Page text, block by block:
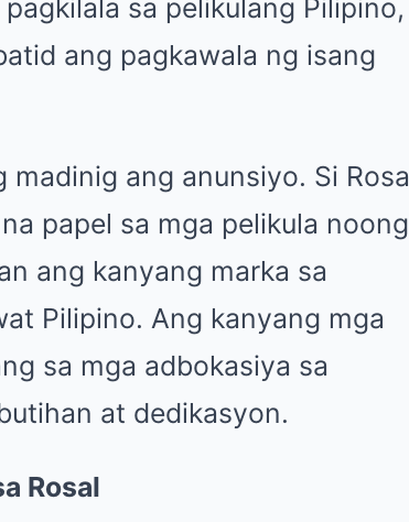
sa pelikulang Pilipino,
ang pagkawala ng isang
ang anunsiyo. Si Rosa
papel sa mga pelikula noong
ang kanyang marka sa
Pilipino. Ang kanyang mga
sa mga adbokasiya sa
at dedikasyon.
Rosal